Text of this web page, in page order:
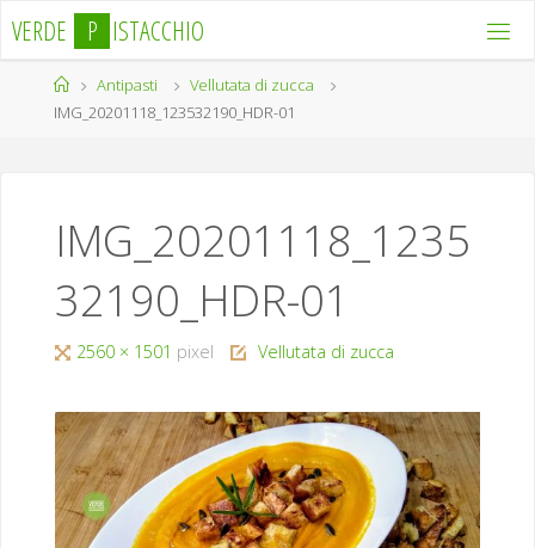
contenuto
VERDE P ISTACCHIO
HomeAntipasti
Vellutata di zucca
IMG_20201118_123532190_HDR-01
IMG_20201118_1235
32190_HDR-01
Tutta2560 × 1501 pixel Vellutata di zucca